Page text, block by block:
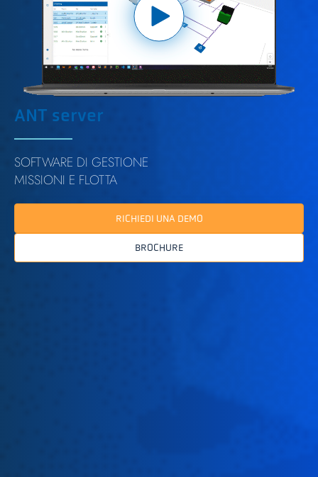
ANT server
SOFTWARE DI GESTIONE
MISSIONI E FLOTTA
RICHIEDI UNA DEMO
BROCHURE